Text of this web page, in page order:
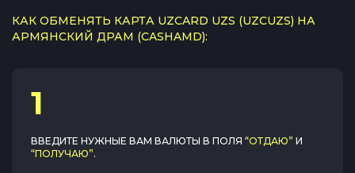
КАК ОБМЕНЯТЬ КАРТА UZCARD UZS (UZCUZS) НА
АРМЯНСКИЙ ДРАМ (CASHAMD):
1
ВВЕДИТЕ НУЖНЫЕ ВАМ ВАЛЮТЫ В ПОЛЯ “ОТДАЮ” И
“ПОЛУЧАЮ”.